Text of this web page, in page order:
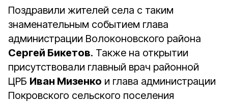
Поздравили жителей села с таким
знаменательным событием глава
администрации Волоконовского района
Сергей Бикетов. Также на открытии
присутствовали главный врач районной
ЦРБ Иван Мизенко и глава администрации
Покровского сельского поселения